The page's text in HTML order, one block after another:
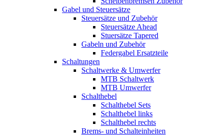
Gabel und Steuersätze
Steuersätze und Zubehör
Steuersätze Ahead
Stuersätze Tapered
Gabeln und Zubehör
Federgabel Ersatzteile
Schaltungen
Schaltwerke & Umwerfer
MTB Schaltwerk
MTB Umwerfer
Schalthebel
Schalthebel Sets
Schalthebel links
Schalthebel rechts
Brems- und Schalteinheiten